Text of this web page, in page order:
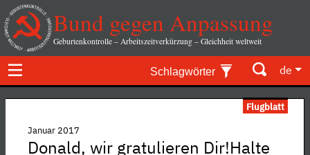
Bund gegen Anpassung
Geburtenkontrolle – Arbeitszeitverkürzung – Gleichheit weltweit
Schlagwörter de
Flugblatt
Januar 2017
Donald, wir gratulieren Dir!Halte